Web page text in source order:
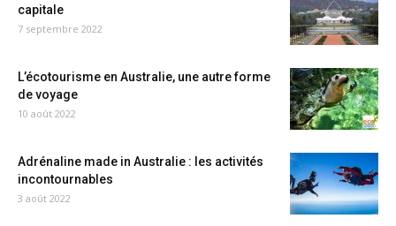
capitale
7 septembre 2022
L’écotourisme en Australie, une autre forme
de voyage
10 août 2022
Adrénaline made in Australie : les activités
incontournables
3 août 2022